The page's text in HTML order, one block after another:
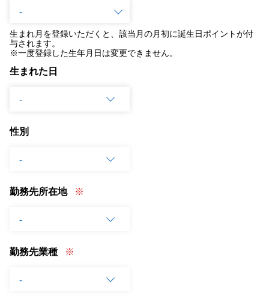
生まれ月を登録いただくと、該当月の月初に誕生日ポイントが付
与されます。
※一度登録した生年月日は変更できません。
生まれた日
性別
勤務先所在地
勤務先業種